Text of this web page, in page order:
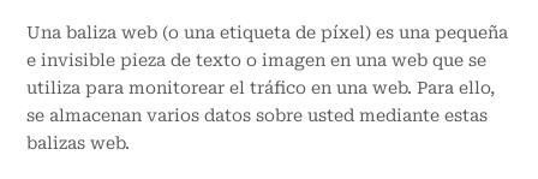
Una baliza web (o una etiqueta de píxel) es una pequeña
e invisible pieza de texto o imagen en una web que se
utiliza para monitorear el tráfico en una web. Para ello,
se almacenan varios datos sobre usted mediante estas
balizas web.